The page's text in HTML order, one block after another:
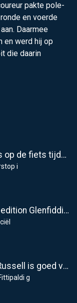
pakte pole-
en voerde
Daarmee
en werd hij op
die daarin
Valtteri Bottas boekt offroadsucces op de fiets tijdens F1-zomerstop
i
Aston Martin onthult nieuwe limited-edition Glenfiddich-whisky
Fittipaldi: strijd tussen Antonelli en Russell is goed voor F1
g